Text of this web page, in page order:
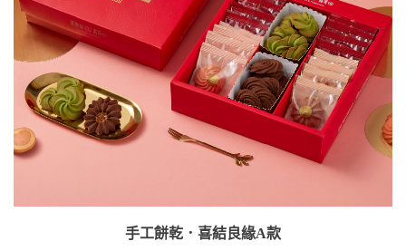
手工餅乾．喜結良緣A款